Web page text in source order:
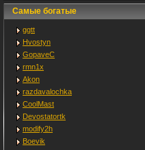
Самые богатые
ggtt
Hvostyn
GopaveC
rmn1x
Akon
razdavalochka
CoolMast
Devostatortk
modify2h
Boevik